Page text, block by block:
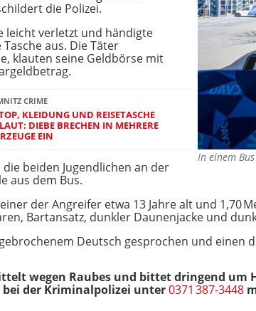
In einem
die Polizei.
leicht verletzt und händigte
aus. Die Täter
klauten seine Geldbörse mit
CRIME
KLEIDUNG UND REISETASCHE
DIEBE BRECHEN IN MEHRERE
EIN
beiden Jugendlichen an der
aus dem Bus.
der Angreifer etwa 13 Jahre alt und 1,70
Bartansatz, dunkler Daunenjacke und
Deutsch gesprochen und einen
wegen Raubes und bittet dringend um
der Kriminalpolizei unter0371 387-3448